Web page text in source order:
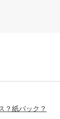
？紙パック？